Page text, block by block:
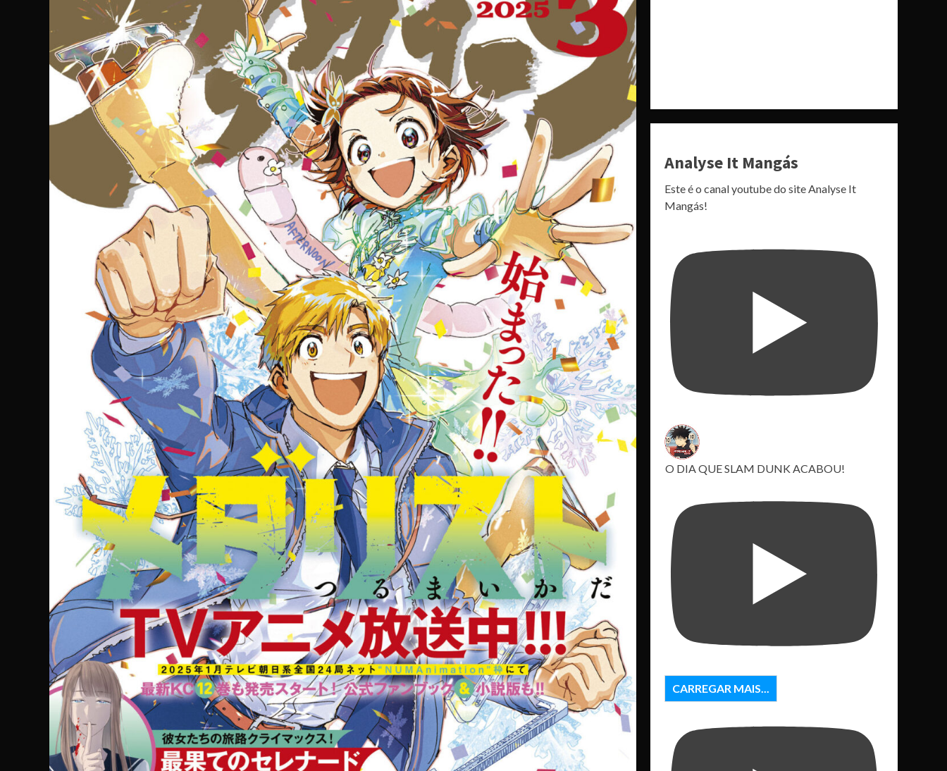
Analyse It Mangás
Este é o canal youtube do site Analyse It
Mangás!
O DIA QUE SLAM DUNK ACABOU!
CARREGAR MAIS...